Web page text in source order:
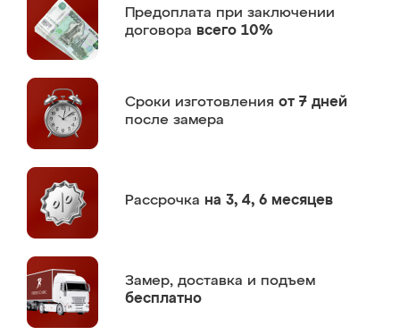
Предоплата при заключении
договора всего 10%
Сроки изготовления от 7 дней
после замера
Рассрочка на 3, 4, 6 месяцев
Замер, доставка и подъем
бесплатно